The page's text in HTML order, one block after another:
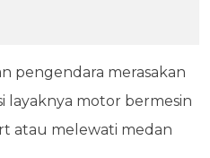
pengendara merasakan
layaknya motor bermesin
atau melewati medan